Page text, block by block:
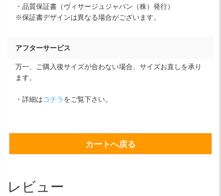
・品質保証書（ヴィサージュジャパン（株）発行）
※保証書デザインは異なる場合がございます。
アフターサービス
万一、ご購入後サイズが合わない場合、サイズお直しを承り
ます。
・詳細はコチラをご覧下さい。
カートへ戻る
レビュー